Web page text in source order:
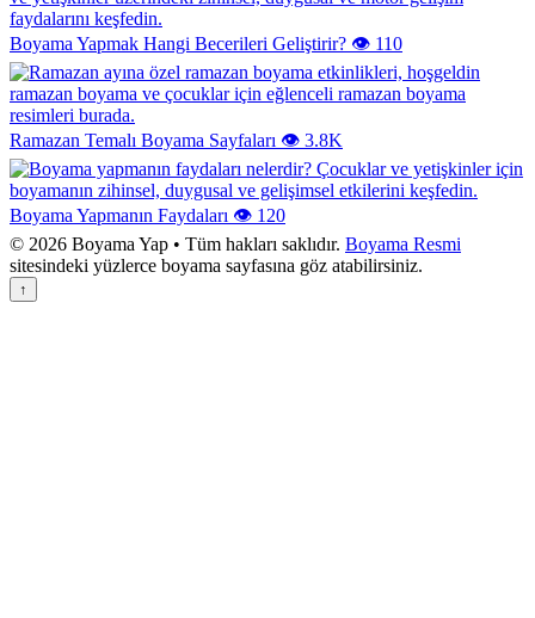
Boyama Yapmak Hangi Becerileri Geliştirir? 👁️ 110
Ramazan Temalı Boyama Sayfaları 👁️ 3.8K
Boyama Yapmanın Faydaları 👁️ 120
© 2026 Boyama Yap • Tüm hakları saklıdır. Boyama Resmi
sitesindeki yüzlerce boyama sayfasına göz atabilirsiniz.
↑